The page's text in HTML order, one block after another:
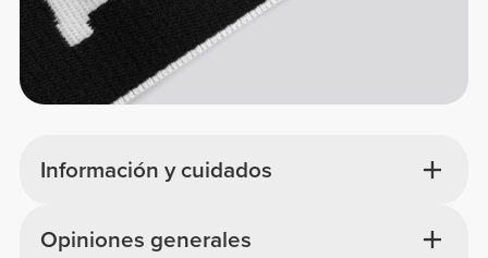
Información y cuidados
Opiniones generales